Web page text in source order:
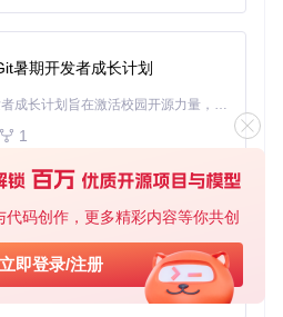
码创作，更多精彩内容等你共创
立即登录/注册
了智能内存管理机制，即使比较窗
数据也不会丢失，重新打开时可直
特别适合处理需要中断后继续的大
实用建议
默认设置开始，观察软件在自己视
调整。对于重要视频文件，在删除
行人工确认，避免误删有价值的内
会略微增加下次扫描时间，但能释
最新内容。
暑期开发者成长计划
「源启盛夏」暑期校园开发者成长计划旨在激活校园开源力量，通过积分激励、认证扶持、资源倾斜等形式，引导高校组织和开发者完成「入驻 — 建项目 — 做贡献 — 获认证 — 得资源」的完整闭环。无论你是想带领社团入驻平台的组织者，还是希望用代码贡献证明自己的开发者，都能在这里找到属于你的成长路径。
1
基于Python的Xiaozhi AI，适用于想要完整Xiaozhi体验而无需拥有专用硬件的用户。